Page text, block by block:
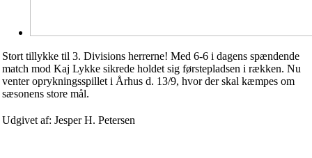
Stort tillykke til 3. Divisions herrerne! Med 6-6 i dagens spændende
match mod Kaj Lykke sikrede holdet sig førstepladsen i rækken. Nu
venter oprykningsspillet i Århus d. 13/9, hvor der skal kæmpes om
sæsonens store mål.
Udgivet af: Jesper H. Petersen